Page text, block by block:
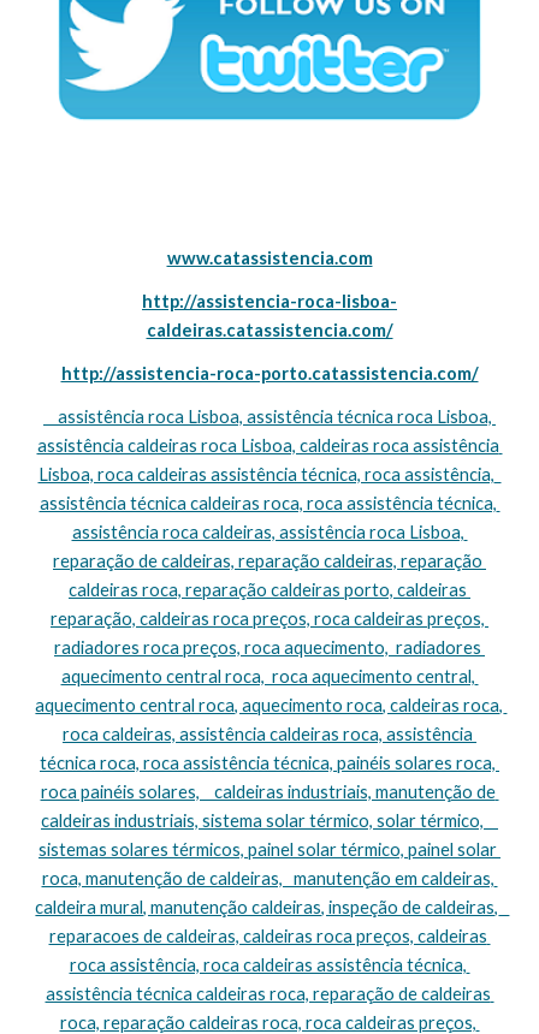
www.catassistencia.com
http://assistencia-roca-lisboa-
caldeiras.catassistencia.com/
http://assistencia-roca-porto.catassistencia.com/
assistência caldeiras roca Lisboa, caldeiras roca assistência
Lisboa, roca caldeiras assistência técnica, roca assistência,
assistência técnica caldeiras roca, roca assistência técnica,
assistência roca caldeiras, assistência roca Lisboa,
reparação de caldeiras, reparação caldeiras, reparação
caldeiras roca, reparação caldeiras porto, caldeiras
reparação, caldeiras roca preços, roca caldeiras preços,
radiadores roca preços, roca aquecimento,  radiadores
aquecimento central roca,  roca aquecimento central,
aquecimento central roca, aquecimento roca, caldeiras roca,
roca caldeiras, assistência caldeiras roca, assistência
técnica roca, roca assistência técnica, painéis solares roca,
roca painéis solares,    caldeiras industriais, manutenção de
caldeiras industriais, sistema solar térmico, solar térmico,
sistemas solares térmicos, painel solar térmico, painel solar
roca, manutenção de caldeiras,   manutenção em caldeiras,
caldeira mural, manutenção caldeiras, inspeção de caldeiras,
reparacoes de caldeiras, caldeiras roca preços, caldeiras
roca assistência, roca caldeiras assistência técnica,
assistência técnica caldeiras roca, reparação de caldeiras
roca, reparação caldeiras roca, roca caldeiras preços,